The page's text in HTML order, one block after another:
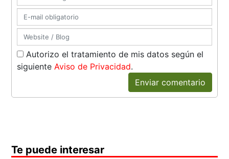
Autorizo el tratamiento de mis datos según el
siguienteAviso de Privacidad.
Enviar comentario
Te puede interesar